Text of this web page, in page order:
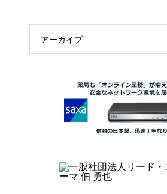
アーカイブ